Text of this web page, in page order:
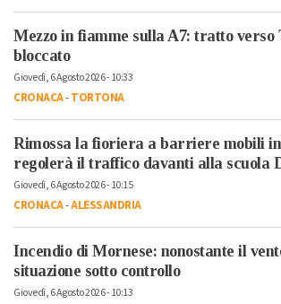
Mezzo in fiamme sulla A7: tratto verso
bloccato
Giovedì, 6 Agosto 2026 - 10:33
CRONACA-TORTONA
Rimossa la fioriera a barriere mobili
regolerà il traffico davanti alla scuola
Giovedì, 6 Agosto 2026 - 10:15
CRONACA-ALESSANDRIA
Incendio di Mornese: nonostante il
situazione sotto controllo
Giovedì, 6 Agosto 2026 - 10:13